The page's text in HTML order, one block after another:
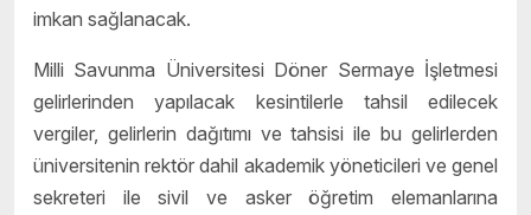
imkan sağlanacak.
Milli Savunma Üniversitesi Döner Sermaye İşletmesi
gelirlerinden yapılacak kesintilerle tahsil edilecek
vergiler, gelirlerin dağıtımı ve tahsisi ile bu gelirlerden
üniversitenin rektör dahil akademik yöneticileri ve genel
sekreteri ile sivil ve asker öğretim elemanlarına